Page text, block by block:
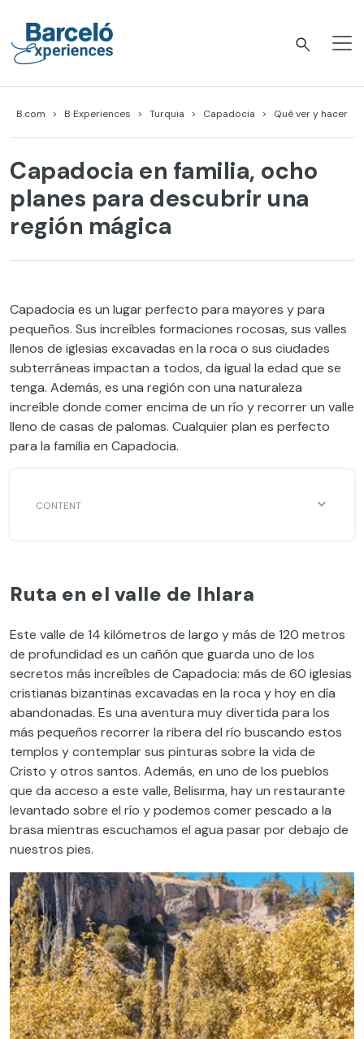
content
B.com B Experiences Turquia Capadocia Qué ver y hacer
Capadocia en familia, ocho
planes para descubrir una
región mágica
Capadocia es un lugar perfecto para mayores y para
pequeños. Sus increíbles formaciones rocosas, sus valles
llenos de iglesias excavadas en la roca o sus ciudades
subterráneas impactan a todos, da igual la edad que se
tenga. Además, es una región con una naturaleza
increíble donde comer encima de un río y recorrer un valle
lleno de casas de palomas. Cualquier plan es perfecto
para la familia en Capadocia.
Ruta en el valle de Ihlara
Este valle de 14 kilómetros de largo y más de 120 metros
de profundidad es un cañón que guarda uno de los
secretos más increíbles de Capadocia: más de 60 iglesias
cristianas bizantinas excavadas en la roca y hoy en día
abandonadas. Es una aventura muy divertida para los
más pequeños recorrer la ribera del río buscando estos
templos y contemplar sus pinturas sobre la vida de
Cristo y otros santos. Además, en uno de los pueblos
que da acceso a este valle, Belisırma, hay un restaurante
levantado sobre el río y podemos comer pescado a la
brasa mientras escuchamos el agua pasar por debajo de
nuestros pies.